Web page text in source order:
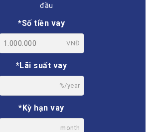
đầu
*Số tiền vay
VNĐ
*Lãi suất vay
%/year
*Kỳ hạn vay
month